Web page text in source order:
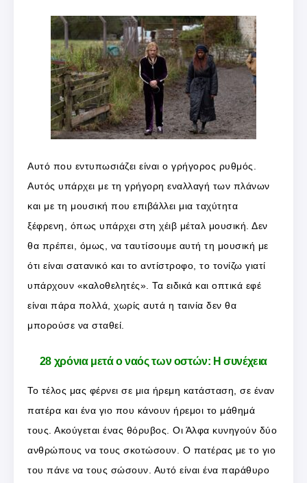
Αυτό που εντυπωσιάζει είναι ο γρήγορος ρυθμός.
Αυτός υπάρχει με τη γρήγορη εναλλαγή των πλάνων
και με τη μουσική που επιβάλλει μια ταχύτητα
ξέφρενη, όπως υπάρχει στη χέιβ μέταλ μουσική. Δεν
θα πρέπει, όμως, να ταυτίσουμε αυτή τη μουσική με
ότι είναι σατανικό και το αντίστροφο, το τονίζω γιατί
υπάρχουν «καλοθελητές». Τα ειδικά και οπτικά εφέ
είναι πάρα πολλά, χωρίς αυτά η ταινία δεν θα
μπορούσε να σταθεί.
28 χρόνια μετά ο ναός των οστών: Η συνέχεια
Το τέλος μας φέρνει σε μια ήρεμη κατάσταση, σε έναν
πατέρα και ένα γιο που κάνουν ήρεμοι το μάθημά
τους. Ακούγεται ένας θόρυβος. Οι Άλφα κυνηγούν δύο
ανθρώπους να τους σκοτώσουν. Ο πατέρας με το γιο
του πάνε να τους σώσουν. Αυτό είναι ένα παράθυρο